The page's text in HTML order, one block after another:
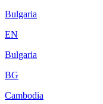
Bulgaria
EN
Bulgaria
BG
Cambodia